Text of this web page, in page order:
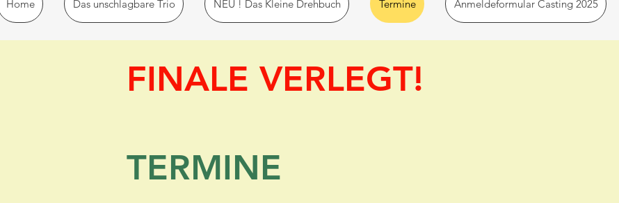
Home Das unschlagbare Trio NEU ! Das Kleine Drehbuch Termine Anmeldeformular Casting 2025
FINALE VERLEGT!
TERMINE